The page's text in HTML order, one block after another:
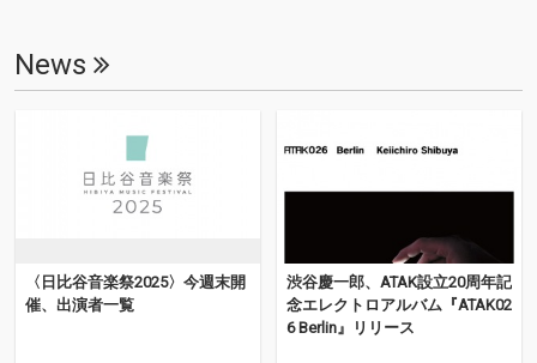
家、ポップスターやラ
ッパーがステージの中
い語られるのは人間の
生や性、愛と死と言っ
た人間の物語であり、
それに熱狂、恍惚とす
しかし実際の人間社会
は特に21世紀に入って
から様々な限界を露呈
ッパーがステージの中
生や性、愛と死と言っ
百年変わっていない。
しかし実際の人間社会
は特に21世紀に入って
から様々な限界を露呈
して終末に向かうスピ
s.” It’s a chilling perfor
mance that crystallize
n the tenuous relation
ship between life and
death, human and aut
omaton, with the phan
no phrases and brass
y swells.
mance that crystallize
ship between life and
g around, touching pia
no phrases and brass
y swells.
News
〈日比谷音楽祭2025〉今週末開
催、出演者一覧
渋谷慶一郎、ATAK設立20周年記
念エレクトロアルバム『ATAK02
6 Berlin』リリース